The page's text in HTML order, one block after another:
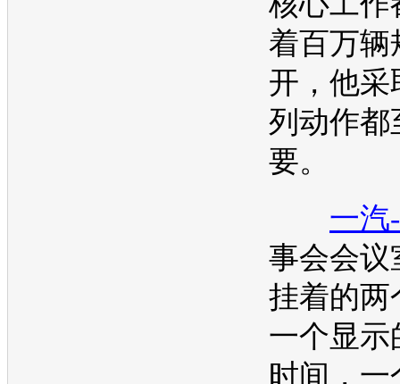
着百万辆
开，他采
列动作都
要。
一汽
事会会议
挂着的两
一个显示
时间，一